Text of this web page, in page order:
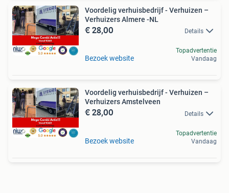
Voordelig verhuisbedrijf - Verhuizen –
Verhuizers Almere -NL
€ 28,00 Details
Bezoek website
Topadvertentie
Vandaag
Voordelig verhuisbedrijf - Verhuizen –
Verhuizers Amstelveen
€ 28,00 Details
Bezoek website
Topadvertentie
Vandaag